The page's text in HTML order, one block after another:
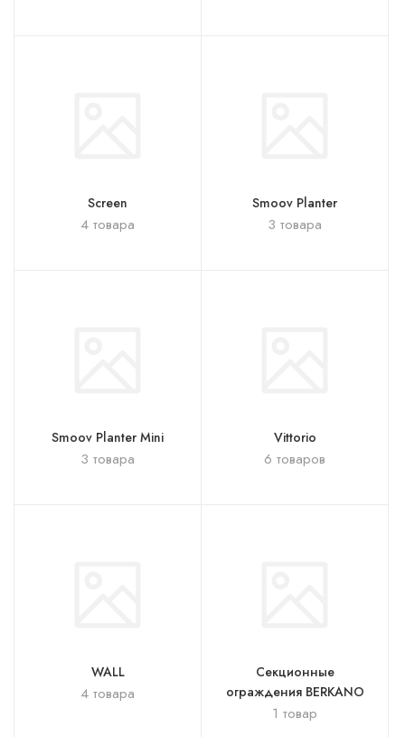
Screen
4 товара
Smoov Planter
3 товара
Smoov Planter Mini
3 товара
Vittorio
6 товаров
WALL
4 товара
Секционные
ограждения BERKANO
1 товар